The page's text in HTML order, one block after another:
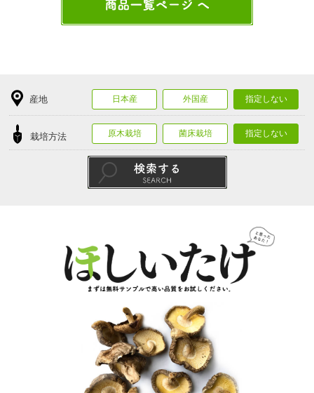
産地 日本産 外国産 指定しない
栽培方法 原木栽培 菌床栽培 指定しない